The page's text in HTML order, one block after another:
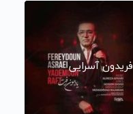
فریدون آسرایی